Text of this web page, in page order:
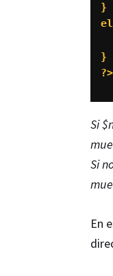
}
}
?>
Si
Si
En